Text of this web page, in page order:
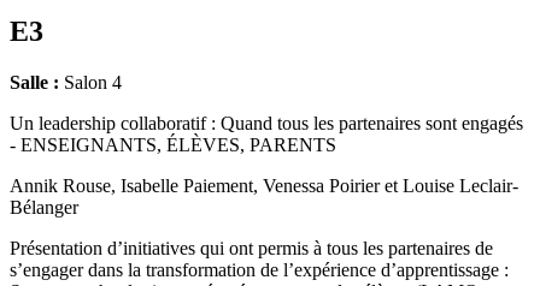
E3
Salle : Salon 4
Un leadership collaboratif : Quand tous les partenaires sont engagés
- ENSEIGNANTS, ÉLÈVES, PARENTS
Annik Rouse, Isabelle Paiement, Venessa Poirier et Louise Leclair-
Bélanger
Présentation d’initiatives qui ont permis à tous les partenaires de
s’engager dans la transformation de l’expérience d’apprentissage :